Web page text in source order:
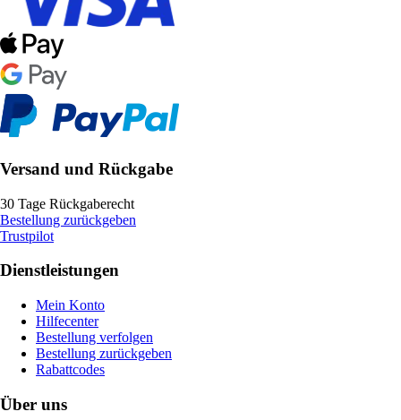
Versand und Rückgabe
30 Tage Rückgaberecht
Bestellung zurückgeben
Trustpilot
Dienstleistungen
Mein Konto
Hilfecenter
Bestellung verfolgen
Bestellung zurückgeben
Rabattcodes
Über uns